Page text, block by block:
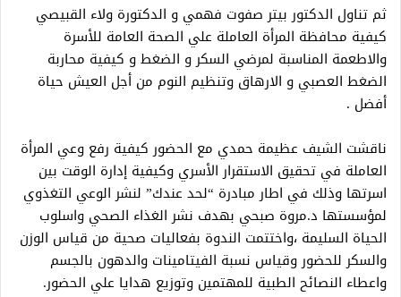
ثم تناول الدكتور بيتر صفوت فهمي و الدكتورة ولاء القبيصي
كيفية محافظة المرأة العاملة علي الصحة العامة للأسرة
والاطعمة المناسبة لمرضي السكر و الضغط و كيفية محاربة
الضغط العصبي و الارهاق وتنظيم النوم من أجل العيش حياة
أفضل .
ناقشت الشيف عظيمة حمدي مع الحضور كيفية رفع وعي المرأة
العاملة في تحقيق الاستقرار الأسري وكيفية إدارة الوقت بين
اسرتها وذلك في اطار مبادرة “لحد عندك” لنشر الوعي التغذوي
لمؤسستها د.مروة صبحي بهدف نشر الغذاء الصحي واسلوب
الحياة السليمة ،واختتمت الندوة بفعاليات صحية من قياس الوزن
والسكر للحضور وقياس نسبة الفيتامينات والدهون بالجسم
واعطاء النصائح الطبية للمهتمين وتوزيع هدايا علي الحضور.